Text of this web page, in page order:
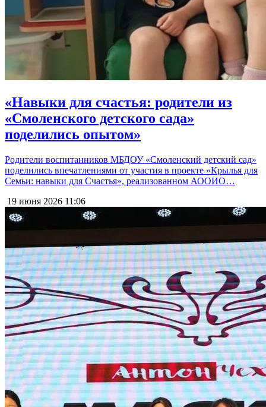
«Навыки для счастья: родители из
«Смоленского детского сада»
поделились опытом»
Родители воспитанников МБДОУ «Смоленский детский сад»
поделились впечатлениями от участия в проекте «Крылья для
Семьи: навыки для Счастья», реализованном АООИО…
19 июня 2026 11:06